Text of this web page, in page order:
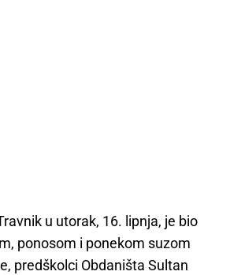
u utorak, 16. lipnja, je bio
ponosom i ponekom suzom
predškolci Obdaništa Sultan